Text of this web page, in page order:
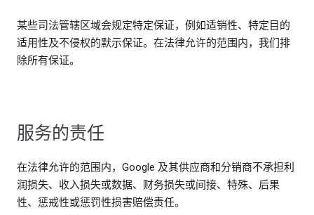
某些司法管辖区域会规定特定保证，例如适销性、特定目的
适用性及不侵权的默示保证。在法律允许的范围内，我们排
除所有保证。
服务的责任
在法律允许的范围内，Google 及其供应商和分销商不承担利
润损失、收入损失或数据、财务损失或间接、特殊、后果
性、惩戒性或惩罚性损害赔偿责任。